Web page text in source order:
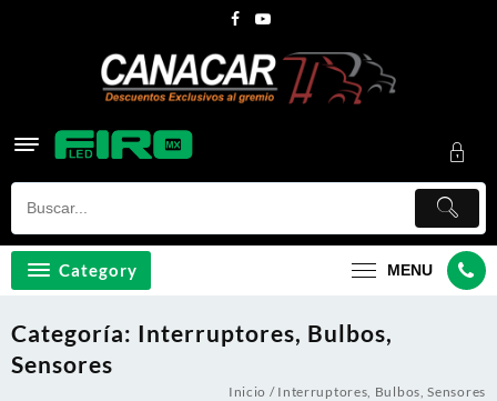
Category MENU
Categoría: Interruptores, Bulbos,
Sensores
Inicio / Interruptores, Bulbos, Sensores